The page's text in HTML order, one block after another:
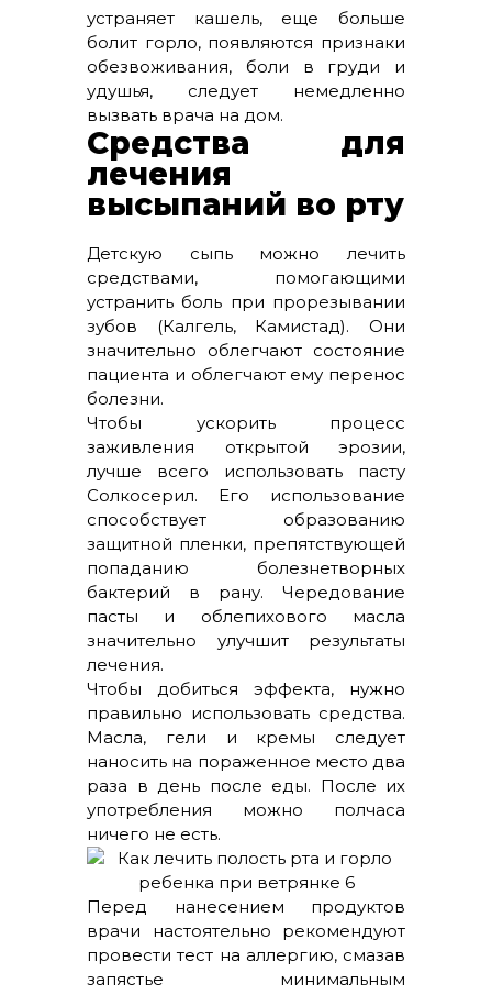
устраняет кашель, еще больше
болит горло, появляются признаки
обезвоживания, боли в груди и
удушья, следует немедленно
вызвать врача на дом.
Средства для
лечения
высыпаний во рту
Детскую сыпь можно лечить
средствами, помогающими
устранить боль при прорезывании
зубов (Калгель, Камистад). Они
значительно облегчают состояние
пациента и облегчают ему перенос
болезни.
Чтобы ускорить процесс
заживления открытой эрозии,
лучше всего использовать пасту
Солкосерил. Его использование
способствует образованию
защитной пленки, препятствующей
попаданию болезнетворных
бактерий в рану. Чередование
пасты и облепихового масла
значительно улучшит результаты
лечения.
Чтобы добиться эффекта, нужно
правильно использовать средства.
Масла, гели и кремы следует
наносить на пораженное место два
раза в день после еды. После их
употребления можно полчаса
ничего не есть.
Перед нанесением продуктов
врачи настоятельно рекомендуют
провести тест на аллергию, смазав
запястье минимальным